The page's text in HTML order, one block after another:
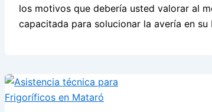
los motivos que debería usted valorar al
capacitada para solucionar la avería en su